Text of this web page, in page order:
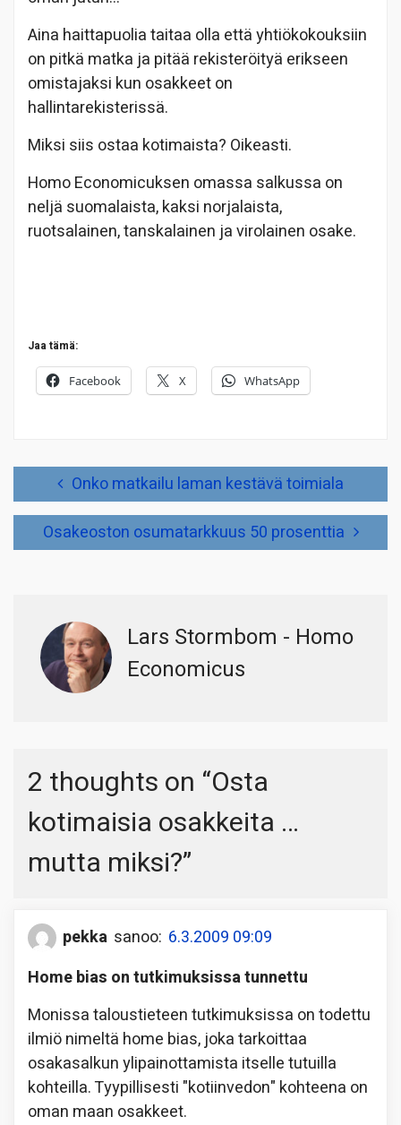
Aina haittapuolia taitaa olla että yhtiökokouksiin
on pitkä matka ja pitää rekisteröityä erikseen
omistajaksi kun osakkeet on
hallintarekisterissä.
Miksi siis ostaa kotimaista? Oikeasti.
Homo Economicuksen omassa salkussa on
neljä suomalaista, kaksi norjalaista,
ruotsalainen, tanskalainen ja virolainen osake.
Jaa tämä:
Facebook X WhatsApp
Artikkelien Onko matkailu laman kestävä toimiala
Osakeoston osumatarkkuus 50 prosenttia
Lars Stormbom - Homo
Economicus
2 thoughts on “Osta
kotimaisia osakkeita …
mutta miksi?”
pekka sanoo: 6.3.2009 09:09
Home bias on tutkimuksissa tunnettu
Monissa taloustieteen tutkimuksissa on todettu
ilmiö nimeltä home bias, joka tarkoittaa
osakasalkun ylipainottamista itselle tutuilla
kohteilla. Tyypillisesti "kotiinvedon" kohteena on
oman maan osakkeet.